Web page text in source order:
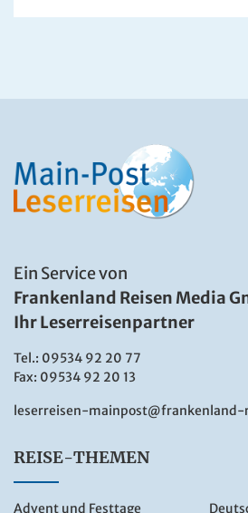
Ein Service von
Frankenland Reisen Media
Ihr Leserreisenpartner
Tel.: 09534 92 20 77
Fax: 09534 92 20 13
leserreisen-mainpost@frankenland-
REISE-THEMEN
Advent und Festtage